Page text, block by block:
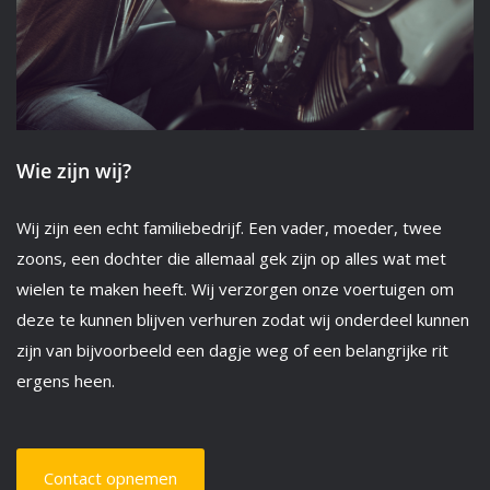
Wie zijn wij?
Wij zijn een echt familiebedrijf. Een vader, moeder, twee
zoons, een dochter die allemaal gek zijn op alles wat met
wielen te maken heeft. Wij verzorgen onze voertuigen om
deze te kunnen blijven verhuren zodat wij onderdeel kunnen
zijn van bijvoorbeeld een dagje weg of een belangrijke rit
ergens heen.
Contact opnemen